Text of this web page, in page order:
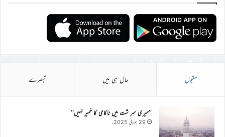
مقبول حال ہی میں تبصرے
’’میری سر شت میں ناکامی کا خمیر نہیں‘‘
29 جولائی 2025ء